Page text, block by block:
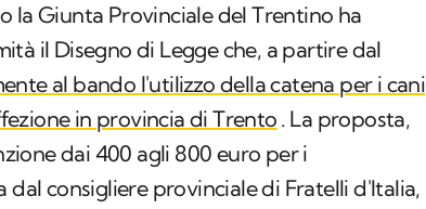
la Giunta Provinciale del Trentino ha
il Disegno di Legge che, a partire dal
al bando l'utilizzo della catena per i cani
in provincia di Trento. La proposta,
dai 400 agli 800 euro per i
dal consigliere provinciale di Fratelli d'Italia,